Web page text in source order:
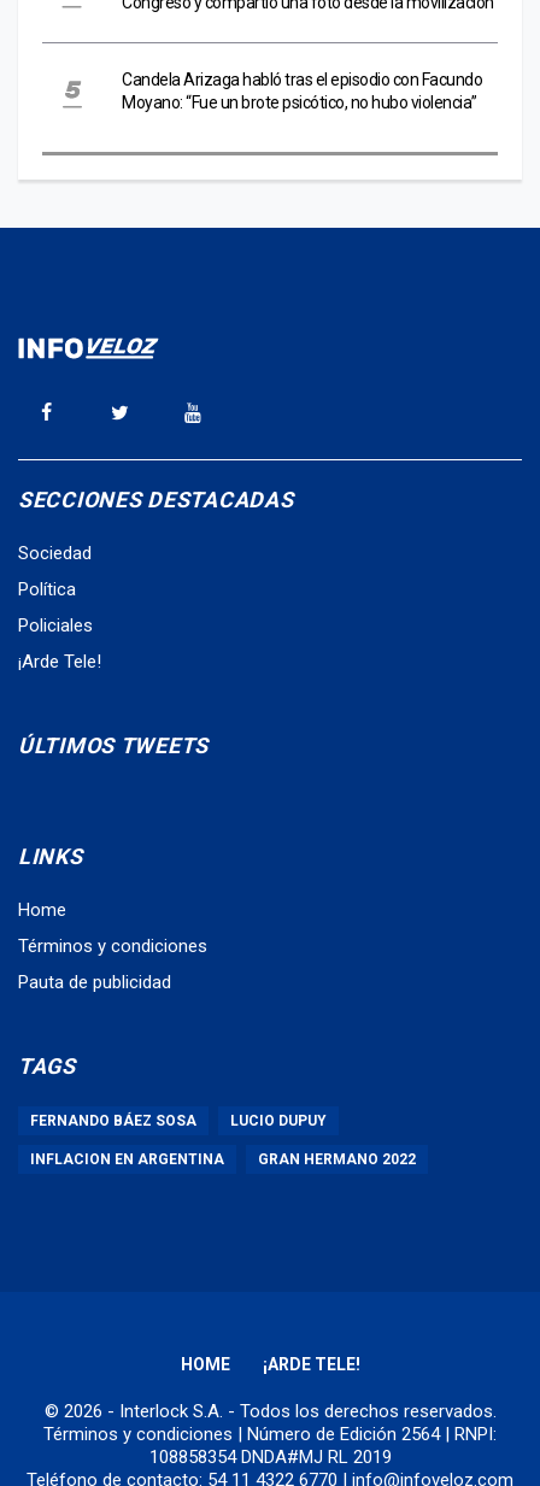
Candela Arizaga habló tras el episodio con Facundo
Moyano: “Fue un brote psicótico, no hubo violencia”
SECCIONES DESTACADAS
Sociedad
Política
Policiales
¡Arde Tele!
ÚLTIMOS TWEETS
LINKS
Home
Términos y condiciones
Pauta de publicidad
TAGS
FERNANDO BÁEZ SOSA LUCIO DUPUY
INFLACION EN ARGENTINA GRAN HERMANO 2022
HOME ¡ARDE TELE!
© 2026 - Interlock S.A. - Todos los derechos reservados.
Términos y condiciones | Número de Edición 2564 | RNPI:
108858354 DNDA#MJ RL 2019
Teléfono de contacto: 54 11 4322 6770 | info@infoveloz.com